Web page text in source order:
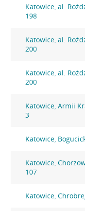
Katowice, al.
198
Katowice, al.
200
Katowice, al.
200
Katowice, Armii
3
Katowice,
Katowice,
107
Katowice,